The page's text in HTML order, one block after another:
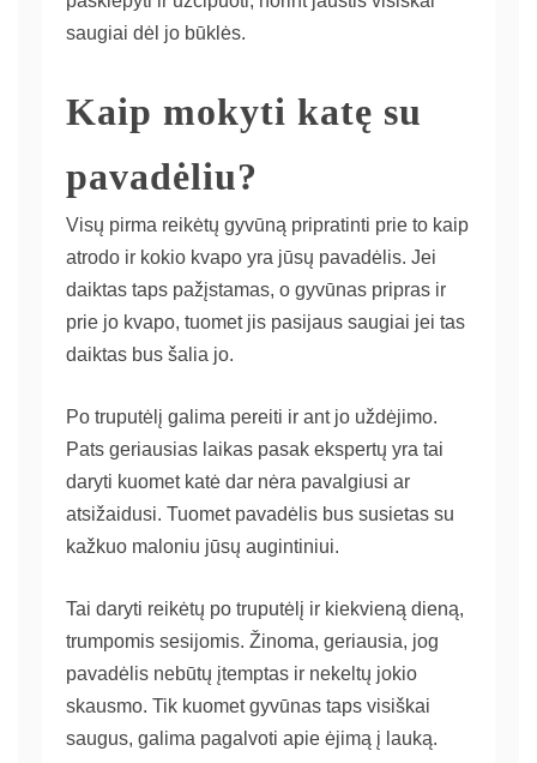
saugiai dėl jo būklės.
Kaip mokyti katę su
pavadėliu?
Visų pirma reikėtų gyvūną pripratinti prie to kaip
atrodo ir kokio kvapo yra jūsų pavadėlis. Jei
daiktas taps pažįstamas, o gyvūnas pripras ir
prie jo kvapo, tuomet jis pasijaus saugiai jei tas
daiktas bus šalia jo.
Po truputėlį galima pereiti ir ant jo uždėjimo.
Pats geriausias laikas pasak ekspertų yra tai
daryti kuomet katė dar nėra pavalgiusi ar
atsižaidusi. Tuomet pavadėlis bus susietas su
kažkuo maloniu jūsų augintiniui.
Tai daryti reikėtų po truputėlį ir kiekvieną dieną,
trumpomis sesijomis. Žinoma, geriausia, jog
pavadėlis nebūtų įtemptas ir nekeltų jokio
skausmo. Tik kuomet gyvūnas taps visiškai
saugus, galima pagalvoti apie ėjimą į lauką.